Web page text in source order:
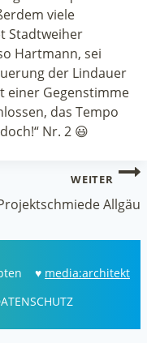
viele
Stadtweiher
Hartmann, sei
der Lindauer
einer Gegenstimme
das Tempo
Nr. 2 😃
WEITER
Allgäu
♥ media:architekt